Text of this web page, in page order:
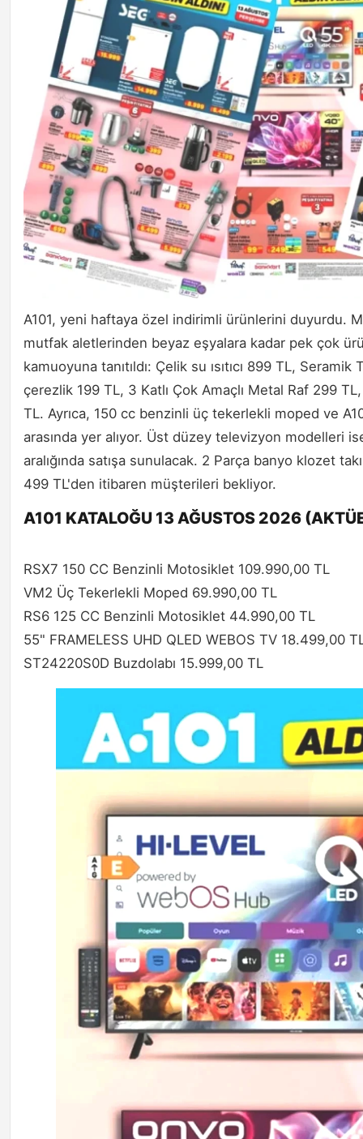
A101, yeni haftaya özel indirimli ürünlerini duyurdu.
mutfak aletlerinden beyaz eşyalara kadar pek çok
kamuoyuna tanıtıldı: Çelik su ısıtıcı 899 TL,
çerezlik 199 TL, 3 Katlı Çok Amaçlı Metal Raf 299
TL. Ayrıca, 150 cc benzinli üç tekerlekli moped ve
arasında yer alıyor. Üst düzey televizyon modelleri
aralığında satışa sunulacak. 2 Parça banyo klozet
499 TL'den itibaren müşterileri bekliyor.
A101 KATALOĞU 13 AĞUSTOS 2026
RSX7 150 CC Benzinli Motosiklet 109.990,00 TL
VM2 Üç Tekerlekli Moped 69.990,00 TL
RS6 125 CC Benzinli Motosiklet 44.990,00 TL
55" FRAMELESS UHD QLED WEBOS TV 18.499,00
ST24220S0D Buzdolabı 15.999,00 TL